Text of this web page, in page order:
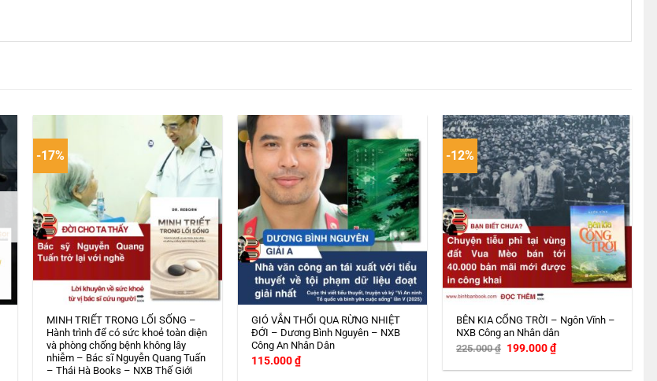
-17%
MINH TRIẾT TRONG LỐI SỐNG –
Hành trình để có sức khoẻ toàn diện
và phòng chống bệnh không lây
nhiễm – Bác sĩ Nguyễn Quang Tuấn
– Thái Hà Books – NXB Thế Giới
GIÓ VẪN THỔI QUA RỪNG NHIỆT
ĐỚI – Dương Bình Nguyên – NXB
Công An Nhân Dân
115.000₫
-12%
BÊN KIA CỔNG TRỜI – Ngôn Vĩnh –
NXB Công an Nhân dân
225.000₫ Giá
là:
199.000₫Giá
hiện
tại